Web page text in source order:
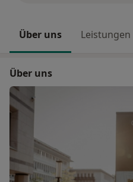
Über uns Leistungen
Über uns